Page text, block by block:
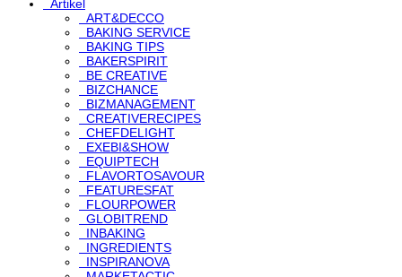
Artikel
ART&DECCO
BAKING SERVICE
BAKING TIPS
BAKERSPIRIT
BE CREATIVE
BIZCHANCE
BIZMANAGEMENT
CREATIVERECIPES
CHEFDELIGHT
EXEBI&SHOW
EQUIPTECH
FLAVORTOSAVOUR
FEATURESFAT
FLOURPOWER
GLOBITREND
INBAKING
INGREDIENTS
INSPIRANOVA